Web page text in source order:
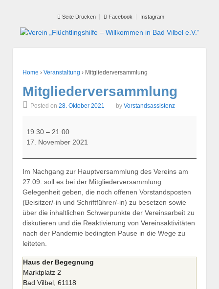
Seite Drucken Facebook Instagram
Home › Veranstaltung › Mitgliederversammlung
Mitgliederversammlung
Posted on 28. Oktober 2021 by Vorstandsassistenz
19:30 – 21:00
17. November 2021
Im Nachgang zur Hauptversammlung des Vereins am
27.09. soll es bei der Mitgliederversammlung
Gelegenheit geben, die noch offenen Vorstandsposten
(Beisitzer/-in und Schriftführer/-in) zu besetzen sowie
über die inhaltlichen Schwerpunkte der Vereinsarbeit zu
diskutieren und die Reaktivierung von Vereinsaktivitäten
nach der Pandemie bedingten Pause in die Wege zu
leiteten.
Haus der Begegnung
Marktplatz 2
Bad Vilbel 61118